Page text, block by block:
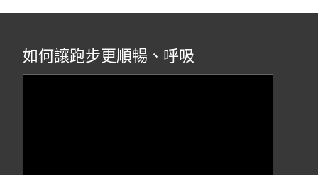
如何讓跑步更順暢、呼吸